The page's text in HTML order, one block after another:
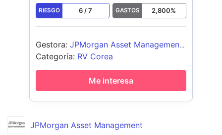
JPMorgan Asset Management
RIESGO 6 /7 GASTOS 2,800%
Gestora: JPMorgan Asset Management
(Europe) S.à r.l.
Categoría: RV Corea
Me interesa